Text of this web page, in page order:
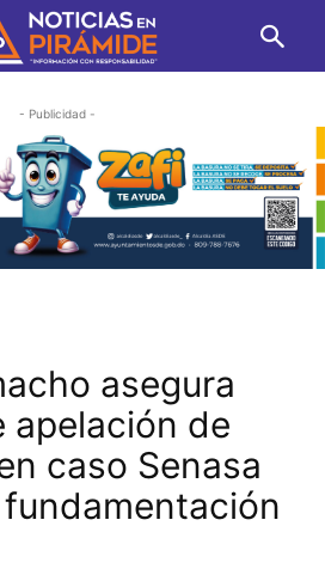
- Publicidad -
asegura
apelación de
caso Senasa